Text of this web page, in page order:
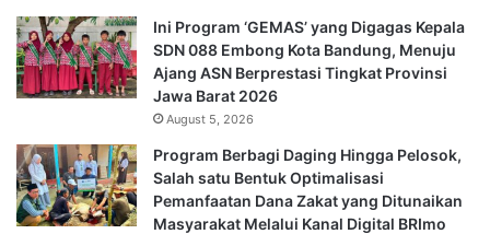
Ini Program ‘GEMAS’ yang Digagas Kepala
SDN 088 Embong Kota Bandung, Menuju
Ajang ASN Berprestasi Tingkat Provinsi
Jawa Barat 2026
August 5, 2026
Program Berbagi Daging Hingga Pelosok,
Salah satu Bentuk Optimalisasi
Pemanfaatan Dana Zakat yang Ditunaikan
Masyarakat Melalui Kanal Digital BRImo